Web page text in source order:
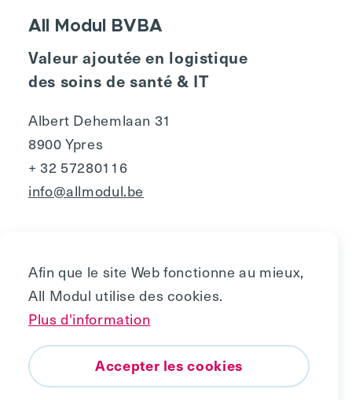
Afin que le site Web fonctionne au mieux,
All Modul utilise des cookies.
Plus d'information
Accepter les cookies
All Modul BVBA
Valeur ajoutée en logistique
des soins de santé & IT
Albert Dehemlaan 31
8900 Ypres
+ 32 57280116
info@allmodul.be
Privacy
Politique de cookies
Copyright © 2010 - 2026, All Modul
Vers le haut